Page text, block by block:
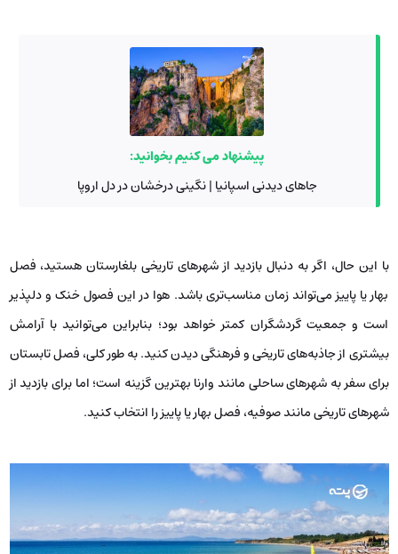
پیشنهاد می کنیم بخوانید:
جاهای دیدنی اسپانیا | نگینی درخشان در دل اروپا
با این حال، اگر به دنبال بازدید از شهرهای تاریخی بلغارستان هستید، فصل
بهار یا پاییز می‌تواند زمان مناسب‌تری باشد. هوا در این فصول خنک و دلپذیر
است و جمعیت گردشگران کمتر خواهد بود؛ بنابراین می‌توانید با آرامش
بیشتری از جاذبه‌های تاریخی و فرهنگی دیدن کنید. به طور کلی، فصل تابستان
برای سفر به شهرهای ساحلی مانند وارنا بهترین گزینه است؛ اما برای بازدید از
شهرهای تاریخی مانند صوفیه، فصل بهار یا پاییز را انتخاب کنید.